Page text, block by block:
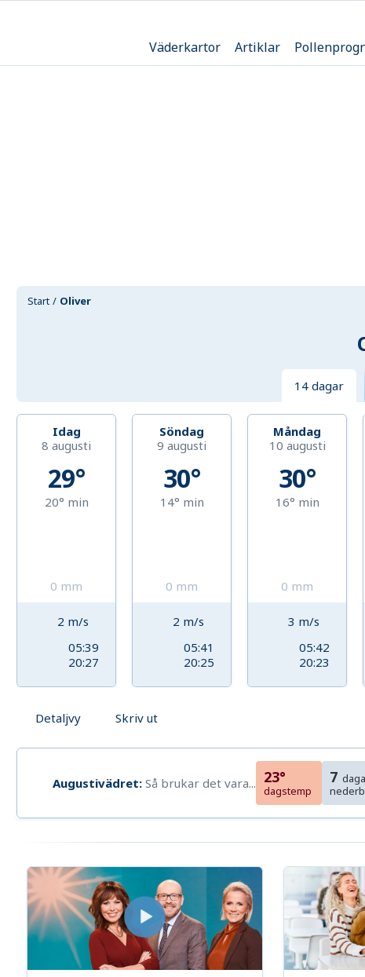
Väderkartor Artiklar
Start Oliver
14 dagar
Idag
8 augusti
29°
20° min
0 mm
2 m/s
05:39
20:27
Söndag
9 augusti
30°
14° min
0 mm
2 m/s
05:41
20:25
Måndag
10 augusti
30°
16° min
0 mm
3 m/s
05:42
20:23
Detaljvy Skriv ut
Augustivädret: Så brukar det vara... 23°
dagstemp
7